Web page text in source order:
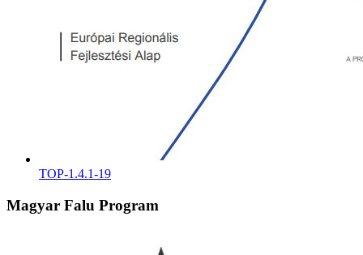
TOP-1.4.1-19
Magyar Falu Program